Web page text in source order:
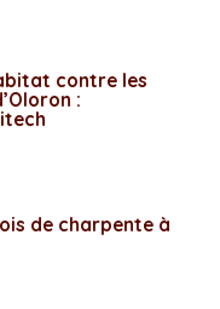
contre les
:
de charpente à